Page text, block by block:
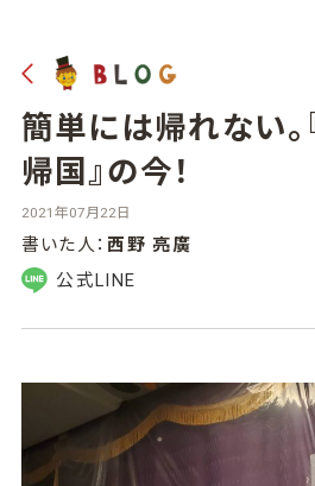
簡単には帰れない。
帰国』の今！
2021年07月22日
書いた人： 西野 亮廣
公式LINE